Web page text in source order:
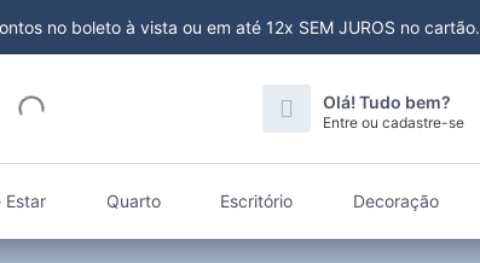
no boleto à vista ou em até 12x SEM JUROS no cartão.
Olá! Tudo bem?
Entre ou cadastre-se
Estar Quarto Escritório Decoração